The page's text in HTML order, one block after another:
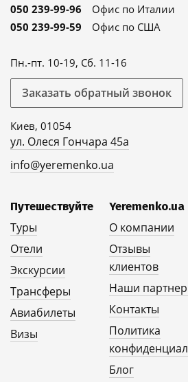
050 239-99-96
Офис по Италии
050 239-99-59
Офис по США
Пн.-пт. 10-19, Сб. 11-16
Заказать обратный звонок
Киев, 01054
ул. Олеся Гончара 45а
info@yeremenko.ua
Путешествуйте
Туры
Отели
Экскурсии
Трансферы
Авиабилеты
Визы
Yeremenko.ua
О компании
Отзывы
клиентов
Наши
Контакты
Политика
Блог